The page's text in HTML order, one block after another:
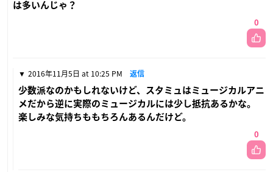
は多いんじゃ？
0
2016年11月5日 at 10:25 PM 返信
少数派なのかもしれないけど、スタミュはミュージカルアニ
メだから逆に実際のミュージカルには少し抵抗あるかな。
楽しみな気持ちももちろんあるんだけど。
0